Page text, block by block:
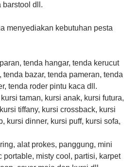
barstool dll.
menyediakan kebutuhan pesta
tenda hangar, tenda kerucut
tenda bazar, tenda pameran, tenda
tenda roder pintu kaca dll.
taman, kursi anak, kursi futura,
tiffany, kursi crossback, kursi
kursi dinner, kursi puff, kursi sofa,
alat prokes, panggung, mini
portable, misty cool, partisi, karpet